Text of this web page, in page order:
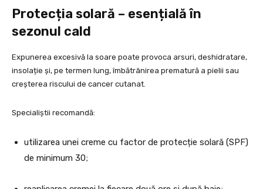
Protecția solară – esențială în
sezonul cald
Expunerea excesivă la soare poate provoca arsuri, deshidratare,
insolație și, pe termen lung, îmbătrânirea prematură a pielii sau
creșterea riscului de cancer cutanat.
Specialiștii recomandă:
utilizarea unei creme cu factor de protecție solară (SPF)
de minimum 30;